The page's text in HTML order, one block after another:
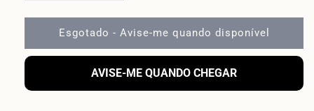
a
quantidade
CALÇA
CINZA
a
quantidade
de
CALÇA
|
CINZA
Esgotado - Avise-me quando disponível
AVISE-ME QUANDO CHEGAR